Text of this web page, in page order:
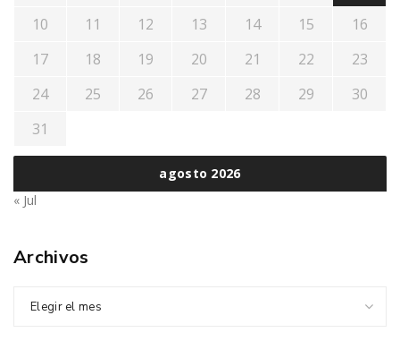
agosto 2026
10
11 12 13 14 15
16
17
18 19 20 21 22
23
24
25 26 27 28 29
30
31
« Jul
Archivos
Elegir el mes